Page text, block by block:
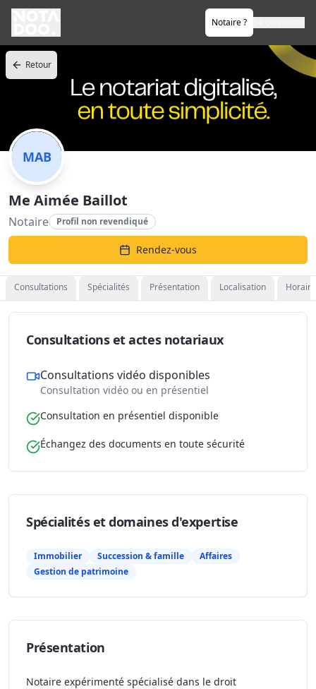
Notaire ?
Retour
MAB
Me Aimée Baillot
Notaire Profil non revendiqué
Rendez-vous
Consultations Spécialités Présentation Localisation
Consultations et actes notariaux
Consultations vidéo disponibles
Consultation vidéo ou en présentiel
Consultation en présentiel disponible
Échangez des documents en toute sécurité
Spécialités et domaines d'expertise
Immobilier Succession & famille
Affaires
Gestion de patrimoine
Présentation
Notaire expérimenté spécialisé dans le droit